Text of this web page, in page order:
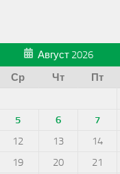
Август 2026
Ср Чт Пт
5 6 7
12 13 14
19 20 21